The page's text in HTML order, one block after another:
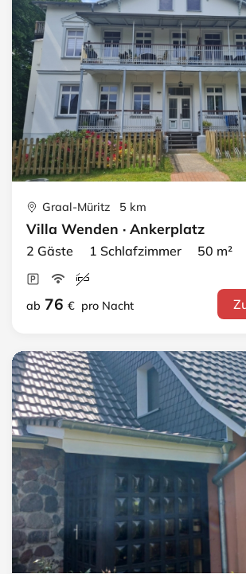
Graal-Müritz 5 km
Villa Wenden · Ankerplatz
2 Gäste 1 Schlafzimmer 50 m²
ab 76 € pro Nacht